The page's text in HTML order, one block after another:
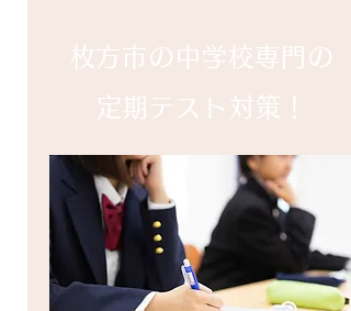
​枚方市の中学校専門の
定期テスト対策！